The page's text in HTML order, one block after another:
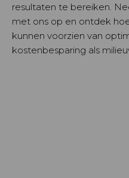
resultaten te bereiken.
met ons op en ontdek
kunnen voorzien van
kostenbesparing als